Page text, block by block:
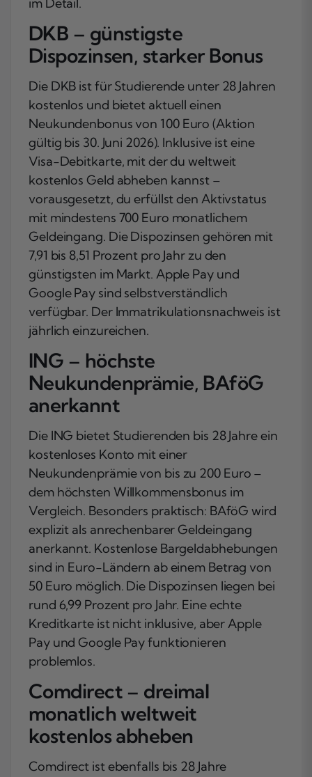
DKB – günstigste
Dispozinsen, starker Bonus
Die DKB ist für Studierende unter 28 Jahren
kostenlos und bietet aktuell einen
Neukundenbonus von 100 Euro (Aktion
gültig bis 30. Juni 2026). Inklusive ist eine
Visa-Debitkarte, mit der du weltweit
kostenlos Geld abheben kannst –
vorausgesetzt, du erfüllst den Aktivstatus
mit mindestens 700 Euro monatlichem
Geldeingang. Die Dispozinsen gehören mit
7,91 bis 8,51 Prozent pro Jahr zu den
günstigsten im Markt. Apple Pay und
Google Pay sind selbstverständlich
verfügbar. Der Immatrikulationsnachweis ist
jährlich einzureichen.
ING – höchste
Neukundenprämie, BAföG
anerkannt
Die ING bietet Studierenden bis 28 Jahre ein
kostenloses Konto mit einer
Neukundenprämie von bis zu 200 Euro –
dem höchsten Willkommensbonus im
Vergleich. Besonders praktisch: BAföG wird
explizit als anrechenbarer Geldeingang
anerkannt. Kostenlose Bargeldabhebungen
sind in Euro-Ländern ab einem Betrag von
50 Euro möglich. Die Dispozinsen liegen bei
rund 6,99 Prozent pro Jahr. Eine echte
Kreditkarte ist nicht inklusive, aber Apple
Pay und Google Pay funktionieren
problemlos.
Comdirect – dreimal
monatlich weltweit
kostenlos abheben
Comdirect ist ebenfalls bis 28 Jahre